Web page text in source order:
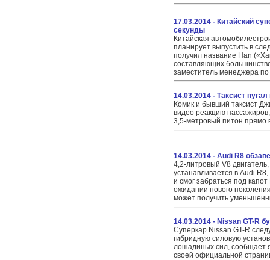
17.03.2014 - Китайский
секунды
Китайская
планирует выпустить в
получил название Han
составляющих
заместитель менеджера
14.03.2014 - Таксист
Комик и бывший таксист
видео реакцию
3,5-метровый питон прямо
14.03.2014 - Audi R8
4,2-литровый V8
устанавливается в Audi
и смог забраться под
ожидании нового
может получить
14.03.2014 - Nissan GT-R
Суперкар Nissan GT-R
гибридную силовую
лошадиных сил, сообщает
своей официальной